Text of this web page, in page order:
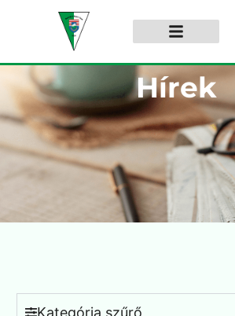
Hírek
Kategória szűrő